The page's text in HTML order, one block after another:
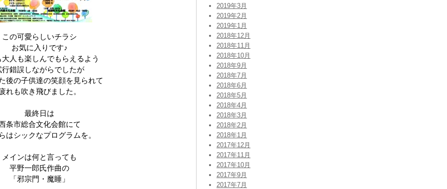
この可愛らしいチラシ
お気に入りです♪
人も楽しんでもらえるよう
行錯誤しながらでしたが
後の子供達の笑顔を見られて
れも吹き飛びました。
最終日は
条市総合文化会館にて
はシックなプログラムを。
メインは何と言っても
平野一郎氏作曲の
「邪宗門・魔睡」
2019年3月
2019年2月
2019年1月
2018年12月
2018年11月
2018年10月
2018年9月
2018年7月
2018年6月
2018年5月
2018年4月
2018年3月
2018年2月
2018年1月
2017年12月
2017年11月
2017年10月
2017年9月
2017年7月